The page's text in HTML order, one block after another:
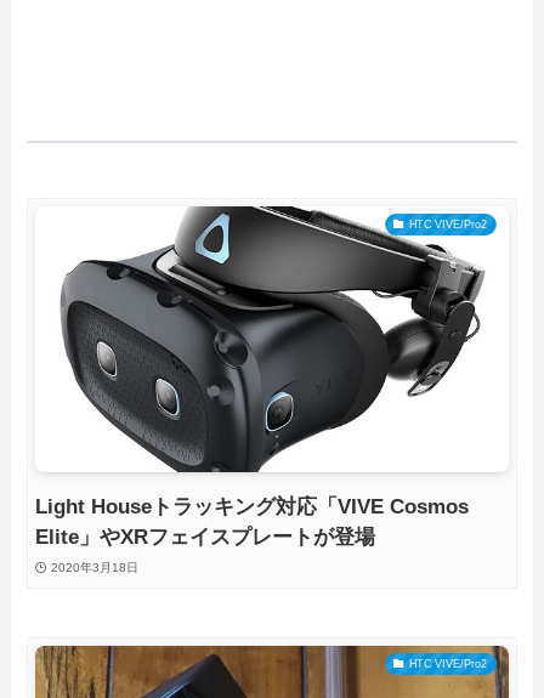
HTC VIVE/Pro2
Light Houseトラッキング対応「VIVE Cosmos
Elite」やXRフェイスプレートが登場
2020年3月18日
HTC VIVE/Pro2